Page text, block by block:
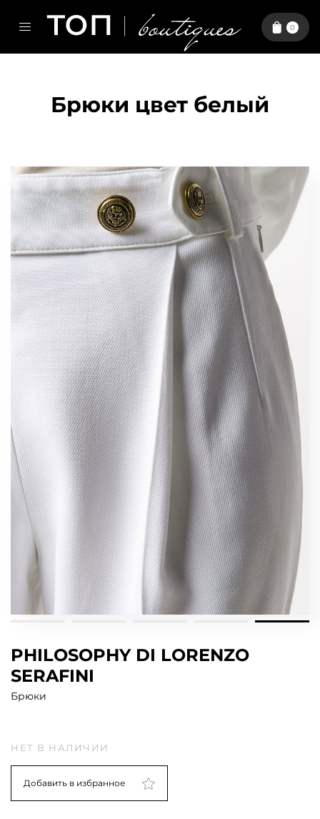
0
Брюки цвет белый
PHILOSOPHY DI LORENZO
SERAFINI
Брюки
НЕТ В НАЛИЧИИ
Добавить в избранное